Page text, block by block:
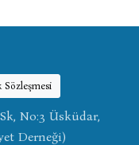
Sözleşmesi
No:3 Üsküdar,
Derneği)